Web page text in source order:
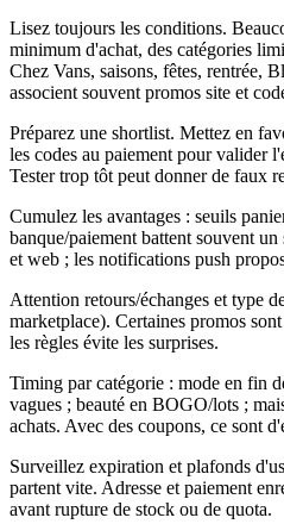
Lisez toujours les conditions.
minimum d'achat, des catégories
Chez Vans, saisons, fêtes, rentrée,
associent souvent promos site et
Préparez une shortlist. Mettez en
les codes au paiement pour valider
Tester trop tôt peut donner de faux
Cumulez les avantages : seuils
banque/paiement battent souvent
et web ; les notifications push
Attention retours/échanges et type
marketplace). Certaines promos
les règles évite les surprises.
Timing par catégorie : mode en fin
vagues ; beauté en BOGO/lots ;
achats. Avec des coupons, ce sont
Surveillez expiration et plafonds
partent vite. Adresse et paiement
avant rupture de stock ou de quota.